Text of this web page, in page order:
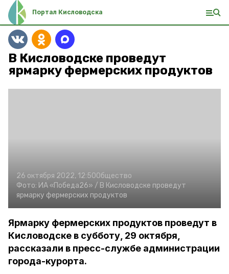
Портал Кисловодска
В Кисловодске проведут
ярмарку фермерских продуктов
26 октября 2022, 12:50Общество
Фото: ИА «Победа26» / В Кисловодске проведут
ярмарку фермерских продуктов
Ярмарку фермерских продуктов проведут в
Кисловодске в субботу, 29 октября,
рассказали в пресс-службе администрации
города-курорта.